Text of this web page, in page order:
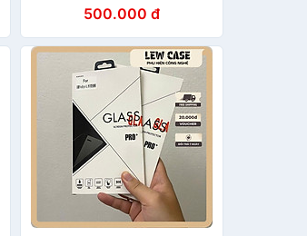
IPAPER LIKE PROTECT FILM -
Hàng chính hãng
500.000 đ